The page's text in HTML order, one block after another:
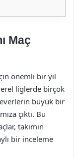
Maç
önemli bir yıl
liglerde birçok
büyük bir
çıktı. Bu
takımın
bir inceleme